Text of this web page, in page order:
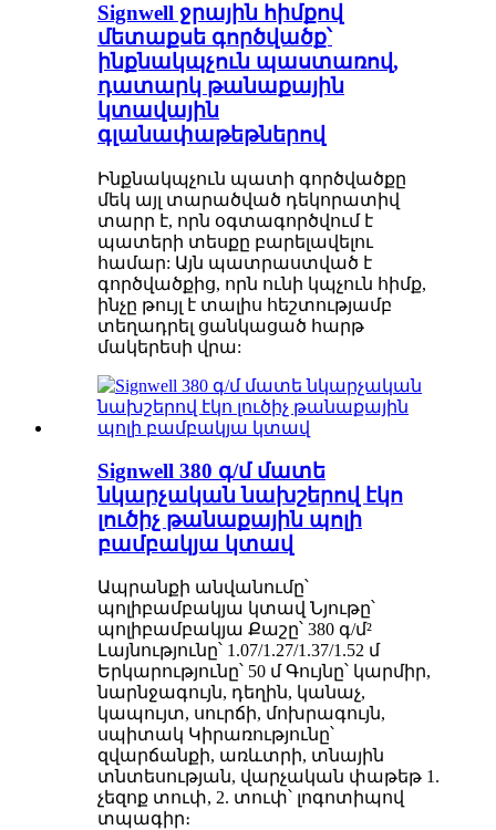
Signwell ջրային հիմքով
մետաքսե գործվածք՝
ինքնակպչուն պաստառով,
դատարկ թանաքային
կտավային
գլանափաթեթներով
Ինքնակպչուն պատի գործվածքը
մեկ այլ տարածված դեկորատիվ
տարր է, որն օգտագործվում է
պատերի տեսքը բարելավելու
համար: Այն պատրաստված է
գործվածքից, որն ունի կպչուն հիմք,
ինչը թույլ է տալիս հեշտությամբ
տեղադրել ցանկացած հարթ
մակերեսի վրա:
Signwell 380 գ/մ մատե
նկարչական նախշերով էկո
լուծիչ թանաքային պոլի
բամբակյա կտավ
Ապրանքի անվանումը՝
պոլիբամբակյա կտավ Նյութը՝
պոլիբամբակյա Քաշը՝ 380 գ/մ²
Լայնությունը՝ 1.07/1.27/1.37/1.52 մ
Երկարությունը՝ 50 մ Գույնը՝ կարմիր,
նարնջագույն, դեղին, կանաչ,
կապույտ, սուրճի, մոխրագույն,
սպիտակ Կիրառությունը՝
զվարճանքի, առևտրի, տնային
տնտեսության, վարչական փաթեթ 1.
չեզոք տուփ, 2. տուփ՝ լոգոտիպով
տպագիր։